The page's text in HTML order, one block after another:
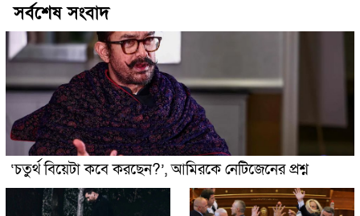
সর্বশেষ সংবাদ
‘চতুর্থ বিয়েটা কবে করছেন?’, আমিরকে নেটিজেনের প্রশ্ন